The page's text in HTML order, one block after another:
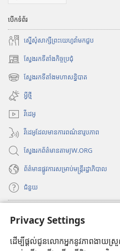
Privacy Settings
ដើម្បីផ្ដល់ជូនលោកអ្នកនូវភាពងាយស្រួ
បើកទំព័រ
ស្នើសុំសាក្សីព្រះយេហូវ៉ាមកជួប
ស្វែងរកទីតាំងកិច្ចប្រជុំ
(
បើ
ក
ក
ម
វិ
ធី
w
n
o
w
មី
ស្វែងរកទីតាំងមហាសន្និបាត
(
បើ
ក
ក
ម
ធី
w
n
w
មី
អ្វីថ្មី
វីដេអូ
វីដេអូដែលមានការពណ៌នារូបភាព
ស្វែងរកព័ត៌មានតាមJW.ORG
ព័ត៌មាន​ផ្លូវ​ការ​សម្រាប់​មន្ត្រី​រដ្ឋាភិបាល
ជំនួយ
ក
បណ្ណាល័យអ៊ីនធឺណិតរបស់ប៉មយាម